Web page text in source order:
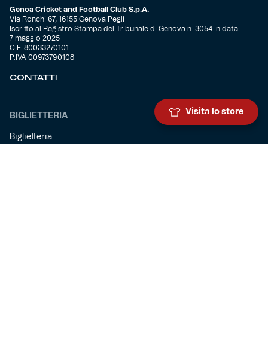
Genoa Cricket and Football Club S.p.A.
Via Ronchi 67, 16155 Genova Pegli
Iscritto al Registro Stampa del Tribunale di Genova n. 3054 in data
7 maggio 2025
C.F. 80033270101
P.IVA 00973790108
CONTATTI
BIGLIETTERIA
Biglietteria
Visita lo store